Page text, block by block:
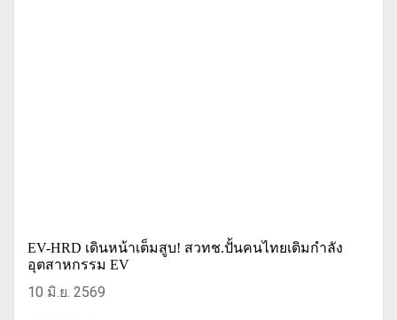
EV-HRD เดินหน้าเต็มสูบ! สวทช.ปั้นคนไทยเติมกำลัง
อุตสาหกรรม EV
10 มิ.ย. 2569